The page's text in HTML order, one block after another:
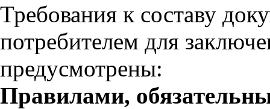
Требования к составу
потребителем для
предусмотрены:
Правилами,